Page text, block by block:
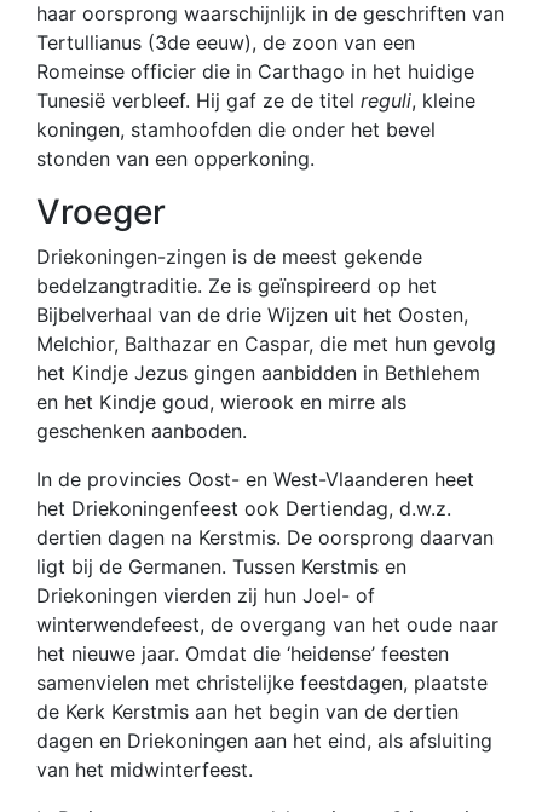
haar oorsprong waarschijnlijk in de geschriften van
Tertullianus (3de eeuw), de zoon van een
Romeinse officier die in Carthago in het huidige
Tunesië verbleef. Hij gaf ze de titel reguli, kleine
koningen, stamhoofden die onder het bevel
stonden van een opperkoning.
Vroeger
Driekoningen-zingen is de meest gekende
bedelzangtraditie. Ze is geïnspireerd op het
Bijbelverhaal van de drie Wijzen uit het Oosten,
Melchior, Balthazar en Caspar, die met hun gevolg
het Kindje Jezus gingen aanbidden in Bethlehem
en het Kindje goud, wierook en mirre als
geschenken aanboden.
In de provincies Oost- en West-Vlaanderen heet
het Driekoningenfeest ook Dertiendag, d.w.z.
dertien dagen na Kerstmis. De oorsprong daarvan
ligt bij de Germanen. Tussen Kerstmis en
Driekoningen vierden zij hun Joel- of
winterwendefeest, de overgang van het oude naar
het nieuwe jaar. Omdat die ‘heidense’ feesten
samenvielen met christelijke feestdagen, plaatste
de Kerk Kerstmis aan het begin van de dertien
dagen en Driekoningen aan het eind, als afsluiting
van het midwinterfeest.